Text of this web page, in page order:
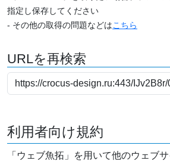
指定し保存してください
- その他の取得の問題などはこちら
URLを再検索
利用者向け規約
「ウェブ魚拓」を用いて他のウェブ